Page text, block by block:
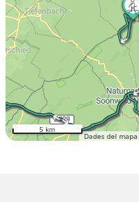
Dades del mapa
5 km